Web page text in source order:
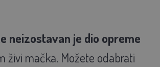
neizostavan je dio opreme
živi mačka. Možete odabrati